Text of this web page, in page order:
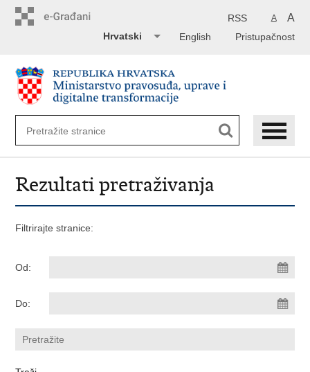
A A
RSS
Pristupačnost
English
Hrvatski
Rezultati pretraživanja
Filtrirajte stranice:
Od:
Do: